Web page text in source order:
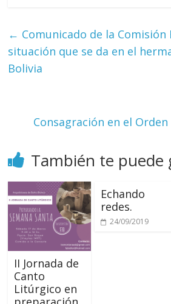
← Comunicado de la Comisión
situación que se da en el
Bolivia
Consagración en el
También te puede
II Jornada de
Canto
Litúrgico en
Echando
redes.
24/09/2019